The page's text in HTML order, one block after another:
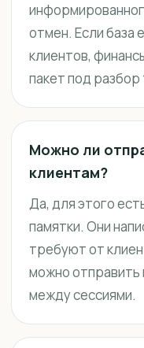
отмен. Если база
клиентов,
пакет под разбор
Можно ли
клиентам?
Да, для этого
памятки. Они
требуют от
можно отправить
между сессиями.